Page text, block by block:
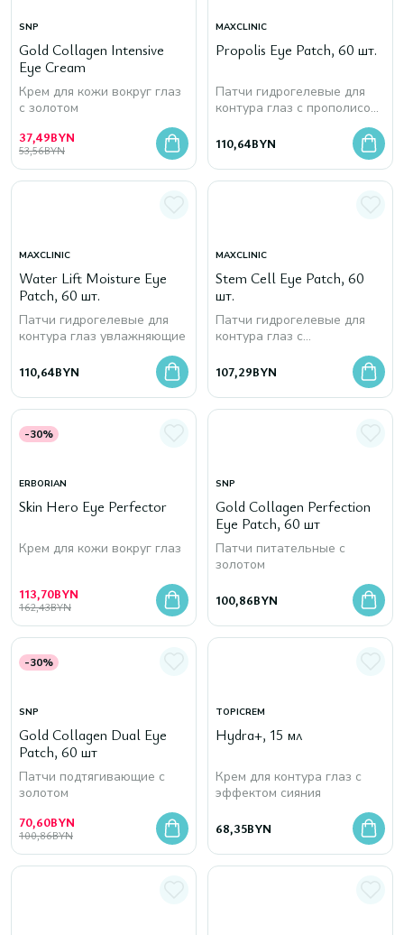
SNP
Gold Collagen Intensive
Eye Cream
Крем для кожи вокруг глаз
с золотом
37,49BYN
53,56BYN
MAXCLINIC
Propolis Eye Patch, 60 шт.
Патчи гидрогелевые для
контура глаз с прополисом
110,64BYN
MAXCLINIC
Water Lift Moisture Eye
Patch, 60 шт.
Патчи гидрогелевые для
контура глаз увлажняющие
110,64BYN
MAXCLINIC
Stem Cell Eye Patch, 60
шт.
Патчи гидрогелевые для
контура глаз с
фитостволовыми клетками
107,29BYN
-30%
ERBORIAN
Skin Hero Eye Perfector
Крем для кожи вокруг глаз
113,70BYN
162,43BYN
SNP
Gold Collagen Perfection
Eye Patch, 60 шт
Патчи питательные с
золотом
100,86BYN
-30%
SNP
Gold Collagen Dual Eye
Patch, 60 шт
Патчи подтягивающие с
золотом
70,60BYN
100,86BYN
TOPICREM
Hydra+, 15 мл
Крем для контура глаз с
эффектом сияния
68,35BYN